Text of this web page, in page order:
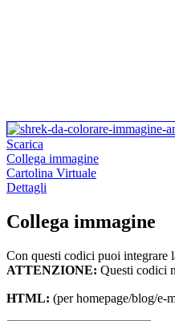
Scarica
Collega immagine
Cartolina Virtuale
Dettagli
Collega immagine
Con questi codici puoi integrare
ATTENZIONE: Questi codici
HTML: (per homepage/blog/e-